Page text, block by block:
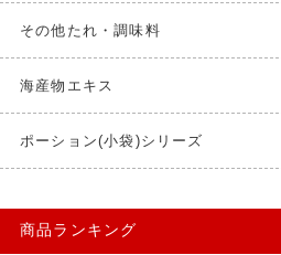
その他たれ・調味料
海産物エキス
ポーション(小袋)シリーズ
商品ランキング